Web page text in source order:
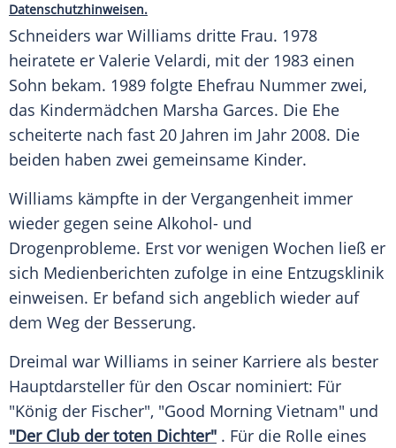
Datenschutzhinweisen.
Schneiders war Williams dritte Frau. 1978
heiratete er Valerie Velardi, mit der 1983 einen
Sohn bekam. 1989 folgte Ehefrau Nummer zwei,
das Kindermädchen Marsha Garces. Die Ehe
scheiterte nach fast 20 Jahren im Jahr 2008. Die
beiden haben zwei gemeinsame Kinder.
Williams kämpfte in der Vergangenheit immer
wieder gegen seine Alkohol- und
Drogenprobleme. Erst vor wenigen Wochen ließ er
sich Medienberichten zufolge in eine Entzugsklinik
einweisen. Er befand sich angeblich wieder auf
dem Weg der Besserung.
Dreimal war Williams in seiner Karriere als bester
Hauptdarsteller für den Oscar nominiert: Für
"König der Fischer", "Good Morning Vietnam" und
"Der Club der toten Dichter" . Für die Rolle eines